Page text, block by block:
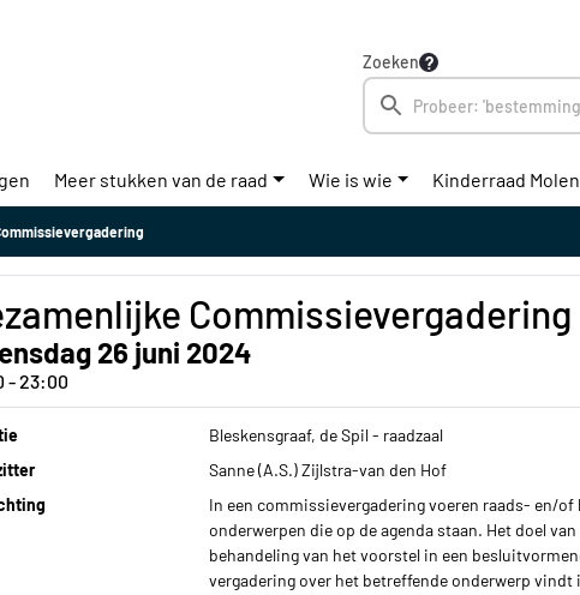
Zoeken
Meer stukken van de raad Wie is wie Kinderraad
Commissievergadering
26 juni 2024
- 23:00
Bleskensgraaf, de Spil - raadzaal
Sanne (A.S.) Zijlstra-van den Hof
In een commissievergadering voeren raads- en/
onderwerpen die op de agenda staan. Het doel
behandeling van het voorstel in een
vergadering over het betreffende onderwerp vindt